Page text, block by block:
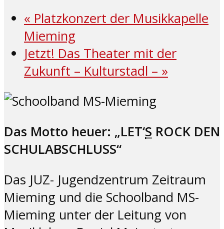
« Platzkonzert der Musikkapelle
Mieming
Jetzt! Das Theater mit der
Zukunft – Kulturstadl – »
Das Motto heuer: „LET‘S ROCK DEN
SCHULABSCHLUSS“
Das JUZ- Jugendzentrum Zeitraum
Mieming und die Schoolband MS-
Mieming unter der Leitung von